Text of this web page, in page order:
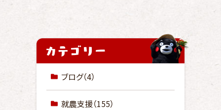
ブログ（4）
就農支援（155）